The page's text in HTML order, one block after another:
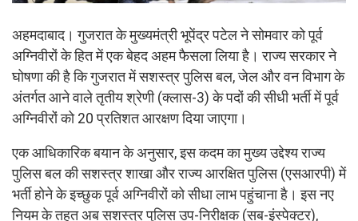
अहमदाबाद। गुजरात के मुख्यमंत्री भूपेंद्र पटेल ने सोमवार को पूर्व
अग्निवीरों के हित में एक बेहद अहम फैसला लिया है। राज्य सरकार ने
घोषणा की है कि गुजरात में सशस्त्र पुलिस बल, जेल और वन विभाग के
अंतर्गत आने वाले तृतीय श्रेणी (क्लास-3) के पदों की सीधी भर्ती में पूर्व
अग्निवीरों को 20 प्रतिशत आरक्षण दिया जाएगा।
एक आधिकारिक बयान के अनुसार, इस कदम का मुख्य उद्देश्य राज्य
पुलिस बल की सशस्त्र शाखा और राज्य आरक्षित पुलिस (एसआरपी) में
भर्ती होने के इच्छुक पूर्व अग्निवीरों को सीधा लाभ पहुंचाना है। इस नए
नियम के तहत अब सशस्त्र पुलिस उप-निरीक्षक (सब-इंस्पेक्टर),